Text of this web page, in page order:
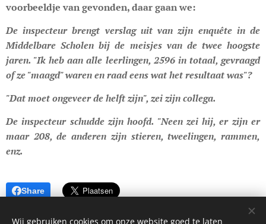
voorbeeldje van gevonden, daar gaan we:
De inspecteur brengt verslag uit van zijn enquête in de
Middelbare Scholen bij de meisjes van de twee hoogste
jaren. "Ik heb aan alle leerlingen, 2596 in totaal, gevraagd
of ze "maagd" waren en raad eens wat het resultaat was"?
"Dat moet ongeveer de helft zijn", zei zijn collega.
De inspecteur schudde zijn hoofd. "Neen zei hij, er zijn er
maar 208, de anderen zijn stieren, tweelingen, rammen,
enz.
Share
Wij gebruiken cookies om onze website goed te laten